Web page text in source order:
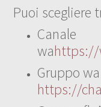
Puoi scegliere
Canale
wahttps://
Gruppo wa
https://